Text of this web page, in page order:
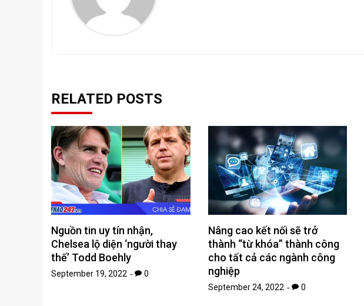
RELATED POSTS
Nguồn tin uy tín nhận,
Chelsea lộ diện ‘người thay
thế’ Todd Boehly
September 19, 2022 0
Nâng cao kết nối sẽ trở
thành “từ khóa” thành công
cho tất cả các ngành công
nghiệp
September 24, 2022 0